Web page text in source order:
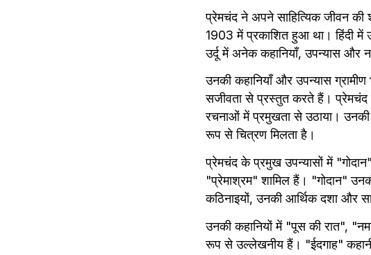
प्रेमचंद ने अपने साहित्यिक जीवन
1903 में प्रकाशित हुआ था। हिंदी में
उर्दू में अनेक कहानियाँ, उपन्यास और
उनकी कहानियाँ और उपन्यास
सजीवता से प्रस्तुत करते हैं। प्रेमचंद
रचनाओं में प्रमुखता से उठाया। उनकी
रूप से चित्रण मिलता है।
प्रेमचंद के प्रमुख उपन्यासों में
"प्रेमाश्रम" शामिल हैं। "गोदान"
कठिनाइयों, उनकी आर्थिक दशा और
उनकी कहानियों में "पूस की रात",
रूप से उल्लेखनीय हैं। "ईदगाह"